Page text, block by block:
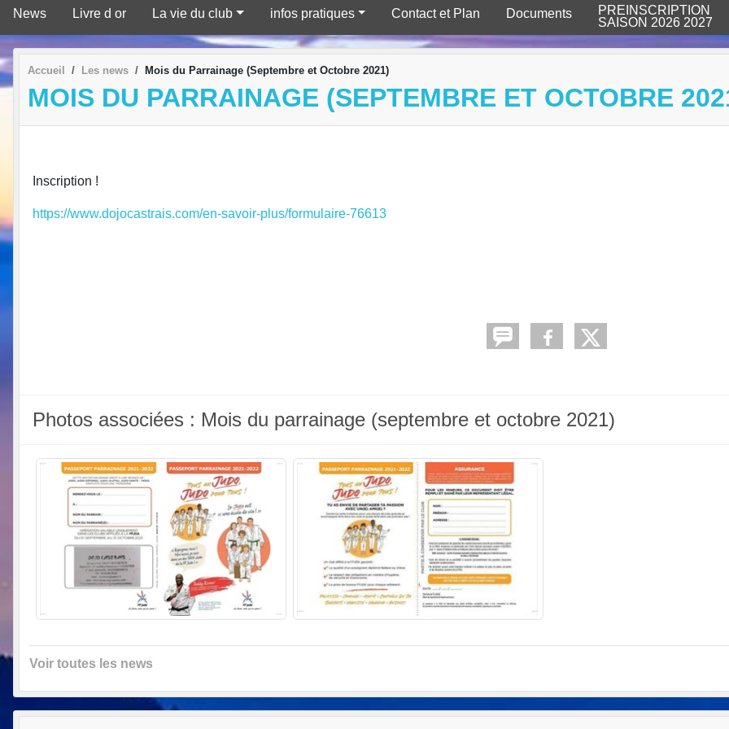
News Livre d or La vie du club infos pratiques Contact et Plan Documents
PREINSCRIPTION
SAISON 2026 2027
Accueil Les news Mois du Parrainage (Septembre et Octobre 2021)
MOIS DU PARRAINAGE (SEPTEMBRE ET OCTOBRE
Inscription !
https://www.dojocastrais.com/en-savoir-plus/formulaire-76613
Photos associées : Mois du parrainage (septembre et octobre 2021)
Voir toutes les news